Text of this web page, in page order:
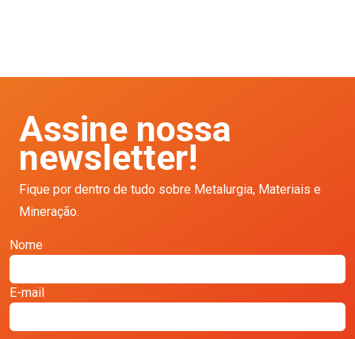
Assine nossa
newsletter!
Fique por dentro de tudo sobre Metalurgia, Materiais e
Mineração.
Nome
E-mail